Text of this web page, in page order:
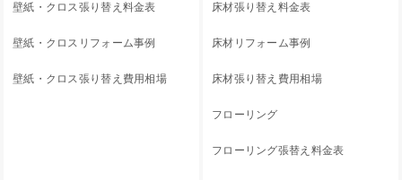
壁紙・クロス張り替え料金表
壁紙・クロスリフォーム事例
壁紙・クロス張り替え費用相場
床材張り替え料金表
床材リフォーム事例
床材張り替え費用相場
フローリング
フローリング張替え料金表